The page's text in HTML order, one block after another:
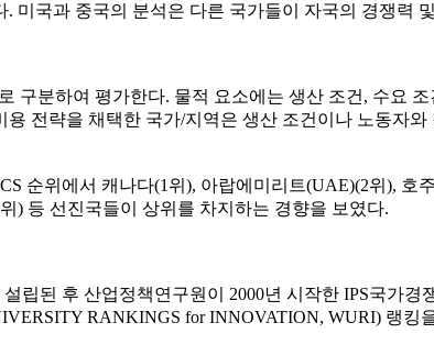
미국과 중국의 분석은 다른 국가들이 자국의 경쟁력
구분하여 평가한다. 물적 요소에는 생산 조건, 수요
전략을 채택한 국가/지역은 생산 조건이나 노동자
순위에서 캐나다(1위), 아랍에미리트(UAE)(2위),
) 등 선진국들이 상위를 차지하는 경향을 보였다.
립된 후 산업정책연구원이 2000년 시작한 IPS국가
RANKINGS for INNOVATION, WURI) 랭킹